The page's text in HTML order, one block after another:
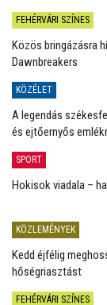
FEHÉRVÁRI SZÍNES
Közös bringázásra
Dawnbreakers
KÖZÉLET
A legendás
és ejtőernyős
SPORT
Hokisok viadala –
KÖZLEMÉNYEK
Kedd éjfélig
hőségriasztást
FEHÉRVÁRI SZÍNES